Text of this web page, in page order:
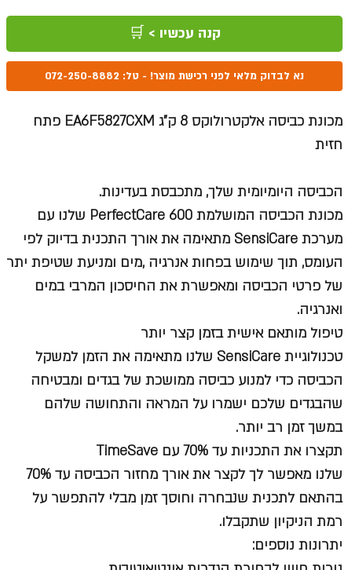
קנה עכשיו > 🛒
נא לבדוק מלאי לפני רכישת מוצר! - טל: 072-250-8882
מכונת כביסה אלקטרולוקס 8 ק"ג EA6F5827CXM פתח
חזית
הכביסה היומיומית שלך, מתכבסת בעדינות.
מכונת הכביסה המושלמת PerfectCare 600 שלנו עם
מערכת SensiCare מתאימה את אורך התכנית בדיוק לפי
העומס, תוך שימוש בפחות אנרגיה ,מים ומניעת שטיפת יתר
של פרטי הכביסה ומאפשרת את החיסכון המרבי במים
ואנרגיה.
טיפול מותאם אישית בזמן קצר יותר
טכנולוגיית SensiCare שלנו מתאימה את הזמן למשקל
הכביסה כדי למנוע כביסה ממושכת של בגדים ומבטיחה
שהבגדים שלכם ישמרו על המראה והתחושה שלהם
במשך זמן רב יותר.
תקצרו את התכניות עד 70% עם TimeSave
שלנו מאפשר לך לקצר את אורך מחזור הכביסה עד 70%
בהתאם לתכנית שנבחרה וחוסך זמן מבלי להתפשר על
רמת הניקיון שתקבלו.
יתרונות נוספים: